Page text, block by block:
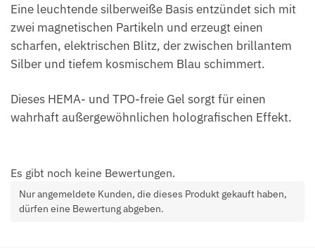
Eine leuchtende silberweiße Basis entzündet sich mit
zwei magnetischen Partikeln und erzeugt einen
scharfen, elektrischen Blitz, der zwischen brillantem
Silber und tiefem kosmischem Blau schimmert.
Dieses HEMA- und TPO-freie Gel sorgt für einen
wahrhaft außergewöhnlichen holografischen Effekt.
Es gibt noch keine Bewertungen.
Nur angemeldete Kunden, die dieses Produkt gekauft haben,
dürfen eine Bewertung abgeben.